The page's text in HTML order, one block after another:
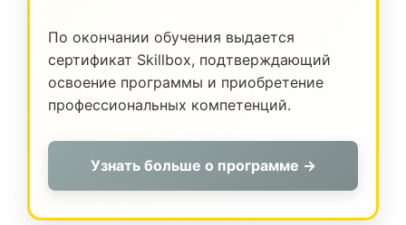
По окончании обучения выдается
сертификат Skillbox, подтверждающий
освоение программы и приобретение
профессиональных компетенций.
Узнать больше о программе →